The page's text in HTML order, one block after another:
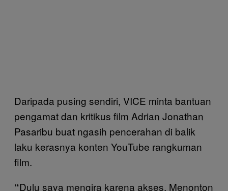
Daripada pusing sendiri, VICE minta bantuan
pengamat dan kritikus film Adrian Jonathan
Pasaribu buat ngasih pencerahan di balik
laku kerasnya konten YouTube rangkuman
film.
“Dulu saya mengira karena akses. Menonton